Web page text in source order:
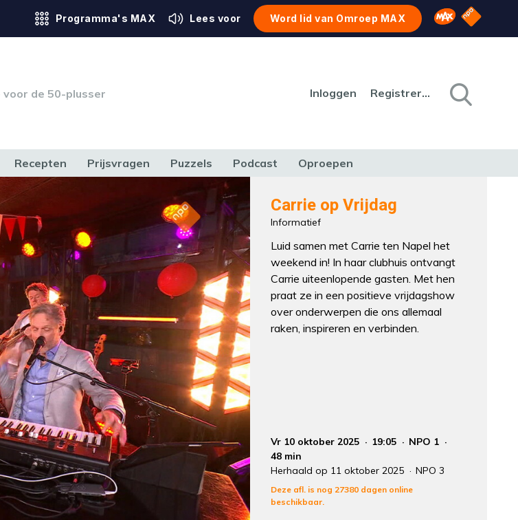
Programma's MAX Lees voor Word lid van Omroep MAX Omroep MAX
NPO
de 50-plusser Inloggen Registreren
Recepten Prijsvragen Puzzels Podcast Oproepen
& SPORT MEDIA & CULTUUR
Carrie op Vrijdag
Informatief
Luid samen met Carrie ten Napel het
weekend in! In haar clubhuis ontvangt
Carrie uiteenlopende gasten. Met hen
praat ze in een positieve vrijdagshow
over onderwerpen die ons allemaal
raken, inspireren en verbinden.
Vr 10 oktober 2025 19:05
NPO 1
48 min
Herhaald op 11 oktober 2025
NPO 3
Deze afl. is nog 27380 dagen online
beschikbaar.